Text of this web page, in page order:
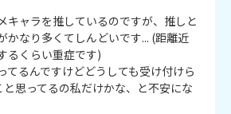
キャラを推しているのですが、推しと
かなり多くてしんどいです... (距離近
るくらい重症です)
てるんですけどどうしても受け付けら
と思ってるの私だけかな、と不安にな